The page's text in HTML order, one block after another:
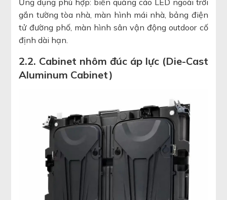
gắn tường tòa nhà, màn hình mái nhà, bảng điện
tử đường phố, màn hình sân vận động outdoor cố
định dài hạn.
2.2. Cabinet nhôm đúc áp lực (Die-Cast
Aluminum Cabinet)